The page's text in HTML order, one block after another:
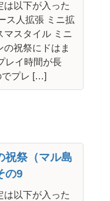
は以下が入った
ス人拡張 ミニ拡
マスタイル ミニ
祝祭にドはま
レイ時間が長
でプレ […]
祝祭（マル島
の9
は以下が入った